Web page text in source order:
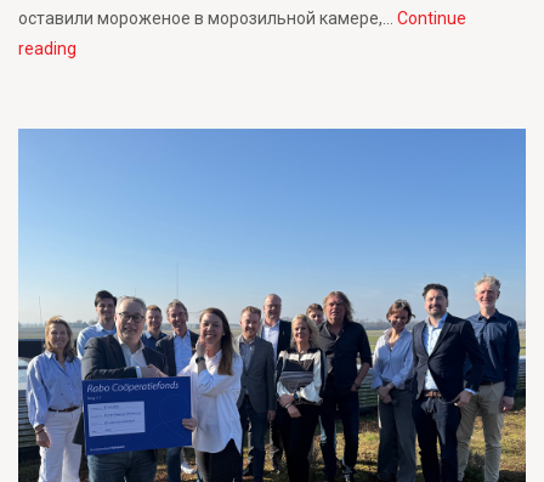
оставили мороженое в морозильной камере,… Continue
reading